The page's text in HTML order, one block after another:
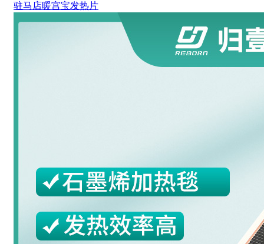
驻马店暖宫宝发热片